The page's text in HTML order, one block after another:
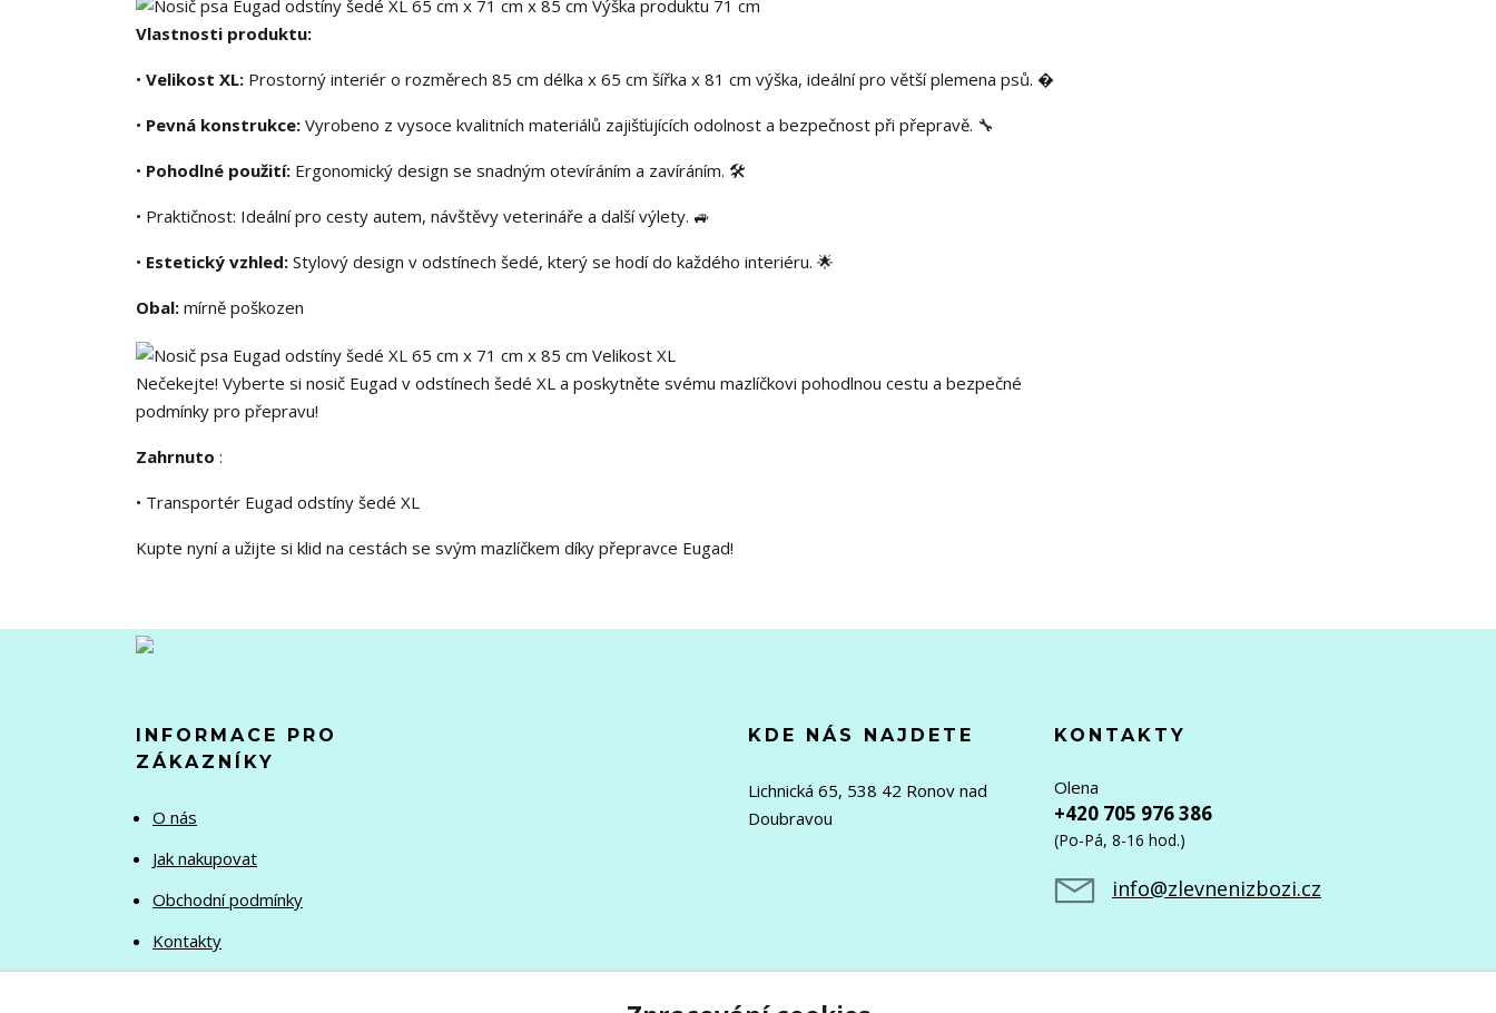
Vlastnosti produktu:
• Velikost XL: Prostorný interiér o rozměrech 85 cm délka x 65 cm šířka x 81 cm výška, ideální pro větší plemena psů. �
• Pevná konstrukce: Vyrobeno z vysoce kvalitních materiálů zajišťujících odolnost a bezpečnost při přepravě. 🔧
• Pohodlné použití: Ergonomický design se snadným otevíráním a zavíráním. 🛠️
• Praktičnost: Ideální pro cesty autem, návštěvy veterináře a další výlety. 🚙
• Estetický vzhled: Stylový design v odstínech šedé, který se hodí do každého interiéru. 🌟
Obal: mírně poškozen
Nečekejte! Vyberte si nosič Eugad v odstínech šedé XL a poskytněte svému mazlíčkovi pohodlnou cestu a bezpečné
podmínky pro přepravu!
Zahrnuto :
• Transportér Eugad odstíny šedé XL
Kupte nyní a užijte si klid na cestách se svým mazlíčkem díky přepravce Eugad!
INFORMACE PRO
ZÁKAZNÍKY
O nás
Jak nakupovat
Obchodní podmínky
Kontakty
KDE NÁS NAJDETE
Lichnická 65, 538 42 Ronov nad
Doubravou
KONTAKTY
Olena
+420 705 976 386
(Po-Pá, 8-16 hod.)
info@zlevnenizbozi.cz